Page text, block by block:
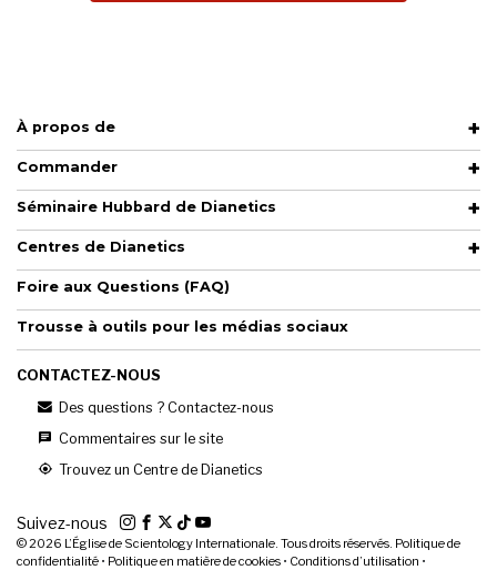
À propos de
Commander
Séminaire Hubbard de Dianetics
Centres de Dianetics
Foire aux Questions (FAQ)
Trousse à outils pour les médias sociaux
CONTACTEZ-NOUS
Des questions ? Contactez-nous
Commentaires sur le site
Trouvez un Centre de Dianetics
Suivez-nous
© 2026 L’Église de Scientology Internationale. Tous droits réservés. Politique de
confidentialité • Politique en matière de cookies • Conditions d’utilisation •